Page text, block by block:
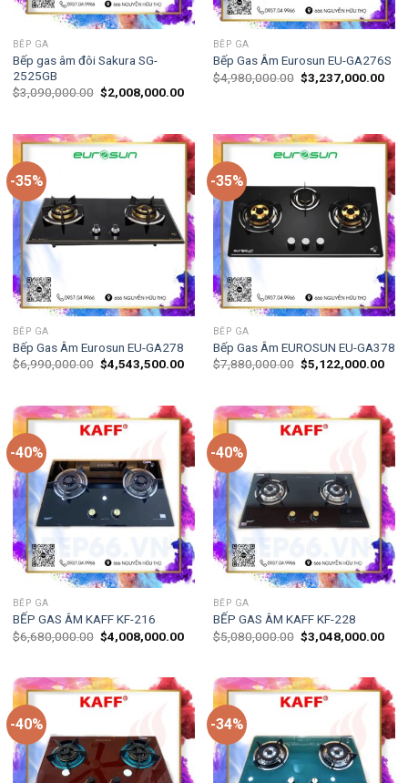
BẾP GA
Bếp gas âm đôi Sakura SG-
2525GB
$3,090,000.00 $2,008,000.00
BẾP GA
Bếp Gas Âm Eurosun EU-GA276S
$4,980,000.00 $3,237,000.00
-35%
BẾP GA
Bếp Gas Âm Eurosun EU-GA278
$6,990,000.00 $4,543,500.00
-35%
BẾP GA
Bếp Gas Âm EUROSUN EU-GA378
$7,880,000.00 $5,122,000.00
-40%
BẾP GA
BẾP GAS ÂM KAFF KF-216
$6,680,000.00 $4,008,000.00
-40%
BẾP GA
BẾP GAS ÂM KAFF KF-228
$5,080,000.00 $3,048,000.00
-40% -34%